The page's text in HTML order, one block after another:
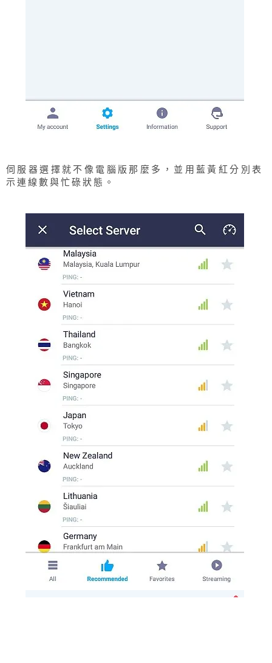
伺服器選擇就不像電腦版那麼多，並用藍黃紅分別表
示連線數與忙碌狀態。